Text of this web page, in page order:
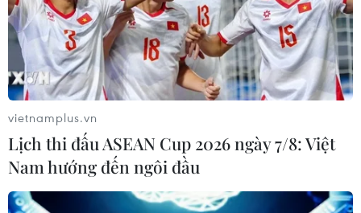
vietnamplus.vn
Lịch thi đấu ASEAN Cup 2026 ngày 7/8: Việt
Nam hướng đến ngôi đầu